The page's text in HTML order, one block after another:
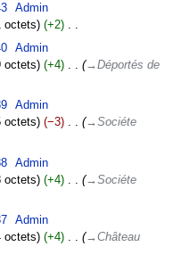
Admin
octets +2 ‎
Admin
octets +4 ‎
→‎Déportés de
Admin
octets −3 ‎
→‎Sociéte
Admin
octets +4 ‎
→‎Sociéte
Admin
octets +4 ‎
→‎Château